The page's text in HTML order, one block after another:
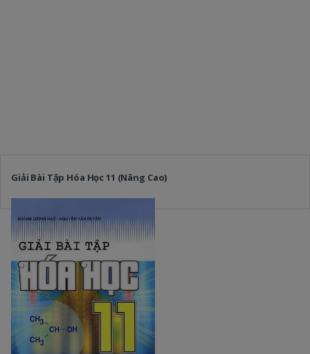
Giải Bài Tập Hóa Học 11 (Nâng Cao)